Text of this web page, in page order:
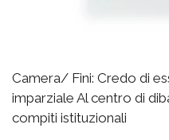
Camera/ Fini: Credo di
imparziale Al centro di
compiti istituzionali